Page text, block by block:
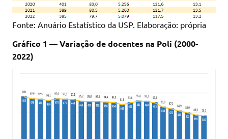
Fonte: Anuário Estatístico da USP. Elaboração: própria
Gráfico 1 — Variação de docentes na Poli (2000-
2022)